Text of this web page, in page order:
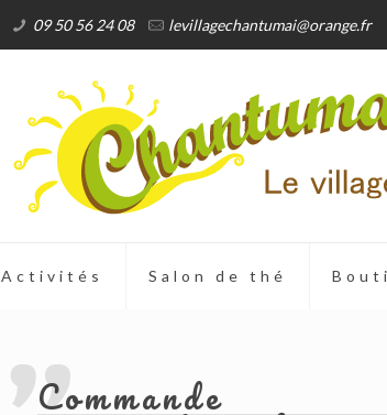
09 50 56 24 08 levillagechantumai@orange.fr
Activités Salon de thé
Commande